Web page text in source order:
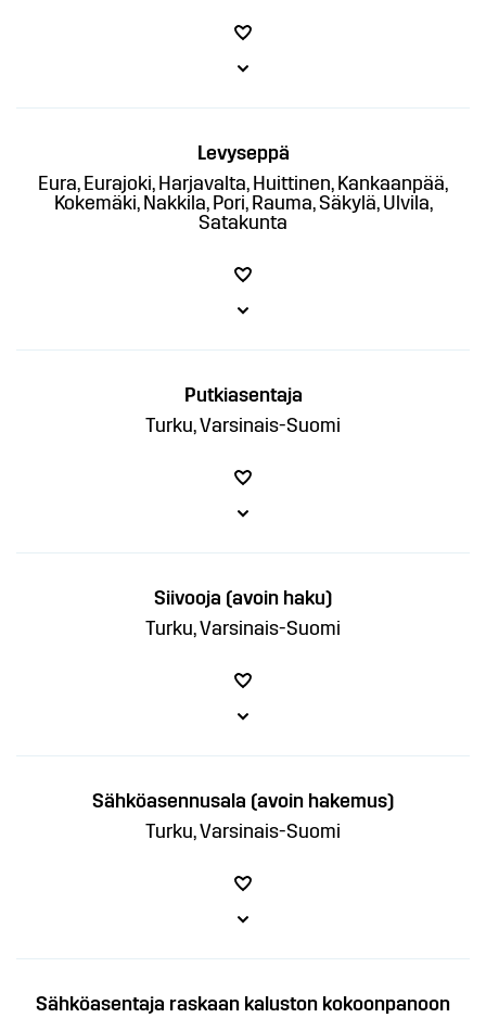
Levyseppä
Eura, Eurajoki, Harjavalta, Huittinen, Kankaanpää,
Kokemäki, Nakkila, Pori, Rauma, Säkylä, Ulvila,
Satakunta
Putkiasentaja
Turku, Varsinais-Suomi
Siivooja (avoin haku)
Turku, Varsinais-Suomi
Sähköasennusala (avoin hakemus)
Turku, Varsinais-Suomi
Sähköasentaja raskaan kaluston kokoonpanoon